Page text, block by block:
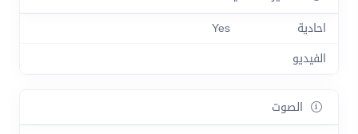
احادية
Yes
الفيديو
الصوت